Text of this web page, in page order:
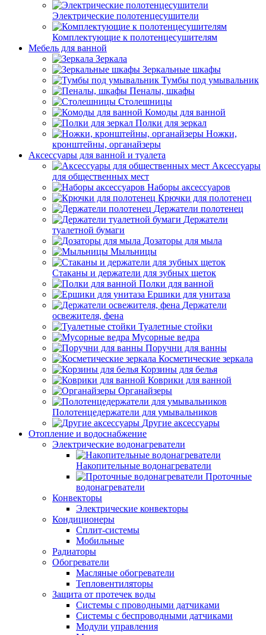
Электрические полотенцесушители
Комплектующие к полотенцесушителям
Мебель для ванной
Зеркала
Зеркальные шкафы
Тумбы под умывальник
Пеналы, шкафы
Столешницы
Комоды для ванной
Полки для зеркал
Ножки,
кронштейны, органайзеры
Аксессуары для ванной и туалета
Аксессуары
для общественных мест
Наборы аксессуаров
Крючки для полотенец
Держатели полотенец
Держатели
туалетной бумаги
Дозаторы для мыла
Мыльницы
Стаканы и держатели для зубных щеток
Полки для ванной
Ершики для унитаза
Держатели
освежителя, фена
Туалетные стойки
Мусорные ведра
Поручни для ванны
Косметические зеркала
Корзины для белья
Коврики для ванной
Органайзеры
Полотенцедержатели для умывальников
Другие аксессуары
Отопление и водоснабжение
Электрические водонагреватели
Накопительные водонагреватели
Проточные
водонагреватели
Конвекторы
Электрические конвекторы
Кондиционеры
Сплит-системы
Мобильные
Радиаторы
Обогреватели
Масляные обогреватели
Тепловентиляторы
Защита от протечек воды
Системы с проводными датчиками
Системы с беспроводными датчиками
Модули управления